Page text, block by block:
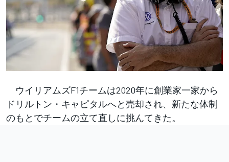
ウイリアムズF1チームは2020年に創業家一家から
ドリルトン・キャピタルへと売却され、新たな体制
のもとでチームの立て直しに挑んてきた。